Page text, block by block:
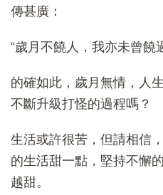
傳甚廣：
“歲月不饒人，我亦未曾饒
的確如此，歲月無情，人
不斷升級打怪的過程嗎？
生活或許很苦，但請相信
的生活甜一點，堅持不懈
越甜。